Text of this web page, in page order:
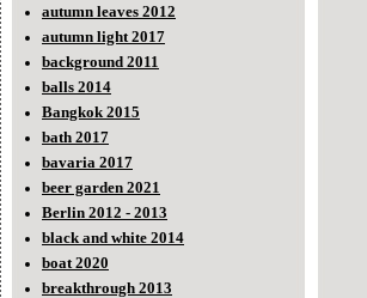
autumn leaves 2012
autumn light 2017
background 2011
balls 2014
Bangkok 2015
bath 2017
bavaria 2017
beer garden 2021
Berlin 2012 - 2013
black and white 2014
boat 2020
breakthrough 2013